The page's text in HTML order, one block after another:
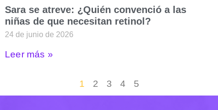
Sara se atreve: ¿Quién convenció a las
niñas de que necesitan retinol?
24 de junio de 2026
Leer más »
1 2 3 4 5